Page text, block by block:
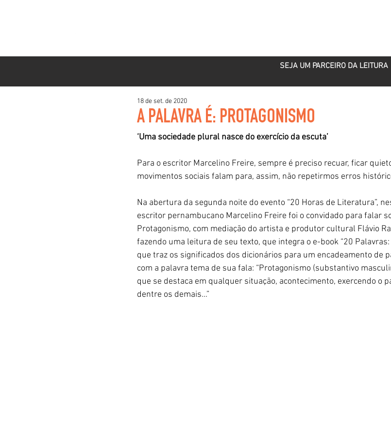
SEJA UM PARCEIRO DA LEITURA
A PALAVRA É: PROTAGONISMO
18 de set. de 2020
‘Uma sociedade plural nasce do exercício da escuta’
Para o escritor Marcelino Freire, sempre é preciso recuar, ficar
movimentos sociais falam para, assim, não repetirmos erros
Na abertura da segunda noite do evento “20 Horas de Literatura”,
escritor pernambucano Marcelino Freire foi o convidado para falar
Protagonismo, com mediação do artista e produtor cultural Flávio
fazendo uma leitura de seu texto, que integra o e-book “20
que traz os significados dos dicionários para um encadeamento de
com a palavra tema de sua fala: “Protagonismo (substantivo
que se destaca em qualquer situação, acontecimento, exercendo o
dentre os demais...”